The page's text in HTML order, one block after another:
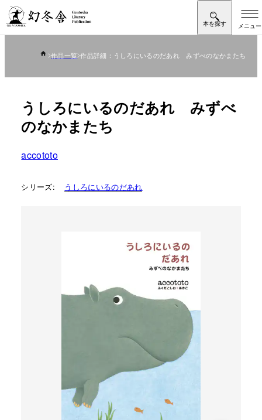
作品一覧 作品詳細：うしろにいるのだあれ みずべのなかまたち
うしろにいるのだあれ みずべ
のなかまたち
accototo
シリーズ: うしろにいるのだあれ